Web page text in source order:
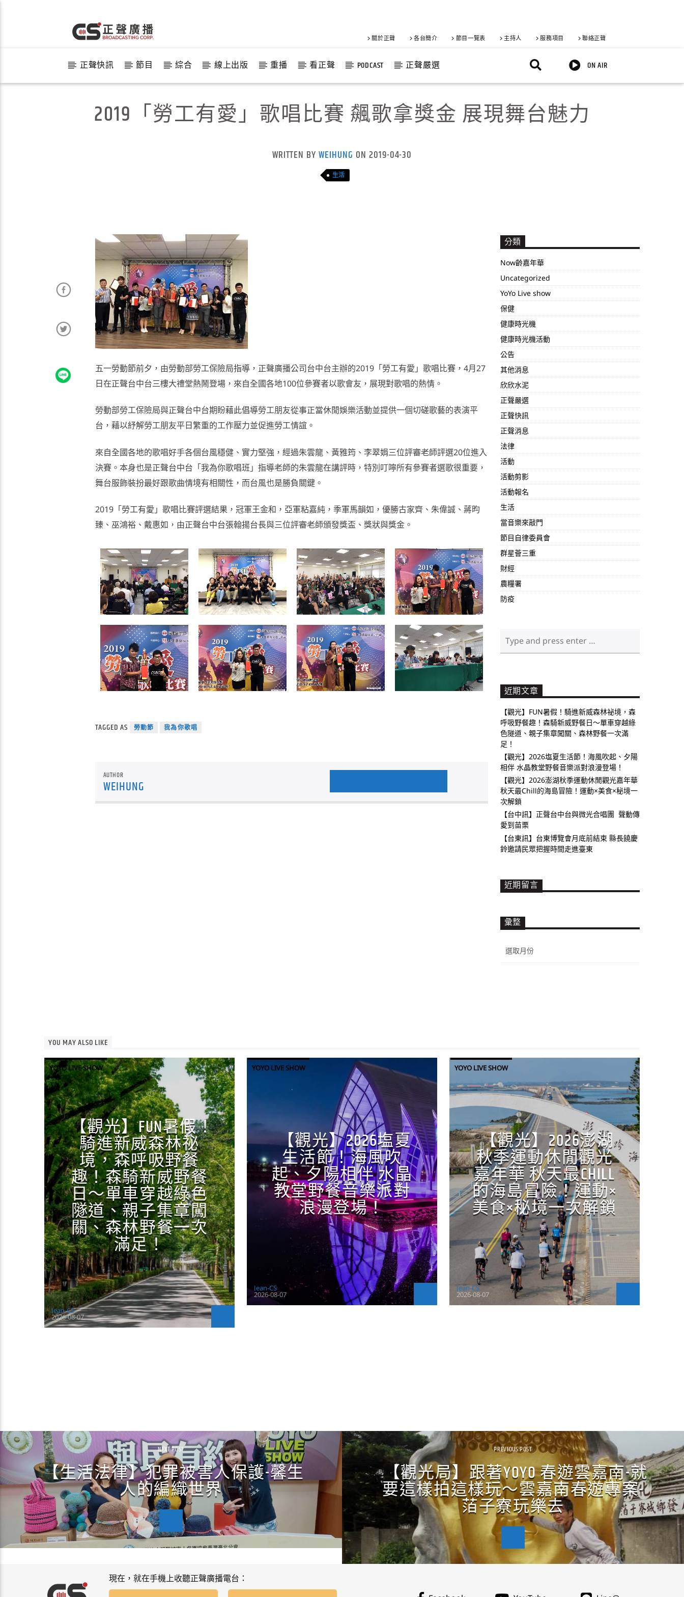
關於正聲 各台簡介 節目一覽表 主持人 服務項目 聯絡正聲
正聲快訊 節目 綜合 線上出版 重播 看正聲 PODCAST 正聲嚴選 ON AIR
2019「勞工有愛」歌唱比賽 飆歌拿獎金 展現舞台魅力
WRITTEN BYWEIHUNG ON 2019-04-30
生活
五一勞動節前夕，由勞動部勞工保險局指導，正聲廣播公司台中台主辦的2019「勞工有愛」歌唱比賽，4月27
日在正聲台中台三樓大禮堂熱鬧登場，來自全國各地100位參賽者以歌會友，展現對歌唱的熱情。
勞動部勞工保險局與正聲台中台期盼藉此倡導勞工朋友從事正當休閒娛樂活動並提供一個切磋歌藝的表演平
台，藉以紓解勞工朋友平日繁重的工作壓力並促進勞工情誼。
來自全國各地的歌唱好手各個台風穩健、實力堅強，經過朱雲龍、黃雅筠、李翠娟三位評審老師評選20位進入
決賽。本身也是正聲台中台「我為你歌唱班」指導老師的朱雲龍在講評時，特別叮嚀所有參賽者選歌很重要，
舞台服飾裝扮最好跟歌曲情境有相關性，而台風也是勝負關鍵。
2019「勞工有愛」歌唱比賽評選結果，冠軍王金和，亞軍粘嘉純，季軍馬韻如，優勝古家齊、朱偉誠、蔣昀
臻、巫鴻裕、戴惠如，由正聲台中台張翰揚台長與三位評審老師頒發獎盃、獎狀與獎金。
TAGGED AS 勞動節 我為你歌唱
AUTHOR
WEIHUNG
分類
Now齡嘉年華
Uncategorized
YoYo Live show
保健
健康時光機
健康時光機活動
公告
其他消息
欣欣水泥
正聲嚴選
正聲快訊
正聲消息
法律
活動
活動剪影
活動報名
生活
當音樂來敲門
節目自律委員會
群星薈三重
財經
農糧署
防疫
近期文章
【觀光】FUN暑假！騎進新威森林祕境，森
呼吸野餐趣！森騎新威野餐日～單車穿越綠
色隧道、親子集章闖關、森林野餐一次滿
足！
【觀光】2026塩夏生活節！海風吹起、夕陽
相伴 水晶教堂野餐音樂派對浪漫登場！
【觀光】2026澎湖秋季運動休閒觀光嘉年華
秋天最Chill的海島冒險！運動×美食×秘境一
次解鎖
【台中訊】正聲台中台與微光合唱團 聲動傳
愛到苗栗
【台東訊】台東博覽會月底前結束 縣長饒慶
鈴邀請民眾把握時間走進臺東
近期留言
彙整
整
YOU MAY ALSO LIKE
YOYO LIVE SHOW
【觀光】FUN暑假！
騎進新威森林祕
境，森呼吸野餐
趣！森騎新威野餐
日～單車穿越綠色
隧道、親子集章闖
關、森林野餐一次
滿足！
Jean-CS
2026-08-07
YOYO LIVE SHOW
【觀光】2026塩夏
生活節！海風吹
起、夕陽相伴 水晶
教堂野餐音樂派對
浪漫登場！
Jean-CS
2026-08-07
YOYO LIVE SHOW
【觀光】2026澎湖
秋季運動休閒觀光
嘉年華 秋天最CHILL
的海島冒險！運動×
美食×秘境一次解鎖
Jean-CS
2026-08-07
NEXT POST
【生活法律】犯罪被害人保護-馨生
人的編織世界
PREVIOUS POST
【觀光局】跟著YOYO 春遊雲嘉南-就
要這樣拍這樣玩～雲嘉南春遊專案-
萡子寮玩樂去
現在，就在手機上收聽正聲廣播電台：